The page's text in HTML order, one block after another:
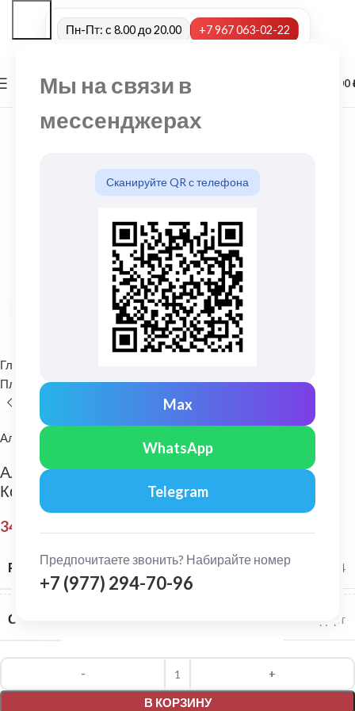
Мы на связи в
мессенджерах
Сканируйте QR с телефона
Max
WhatsApp
Telegram
Предпочитаете звонить? Набирайте номер
+7 (977) 294-70-96
Пн-Пт: с 8.00 до 20.00 +7 967 063-02-22
МЕНЮ 0,00
Нажмите, чтобы увеличить
Главная
Пластиковые водосточные системы Выход из желоба
Альта-Профиль
Альта-Профиль: Воронка 74 мм Стандарт
Коричневый
341,00
РАЗМЕР СИСТЕМЫ 115/74
СЕРИЯ Стандарт
В КОРЗИНУ
Alternative: